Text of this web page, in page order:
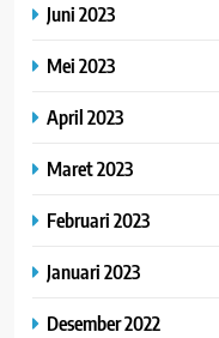
Juni 2023
Mei 2023
April 2023
Maret 2023
Februari 2023
Januari 2023
Desember 2022